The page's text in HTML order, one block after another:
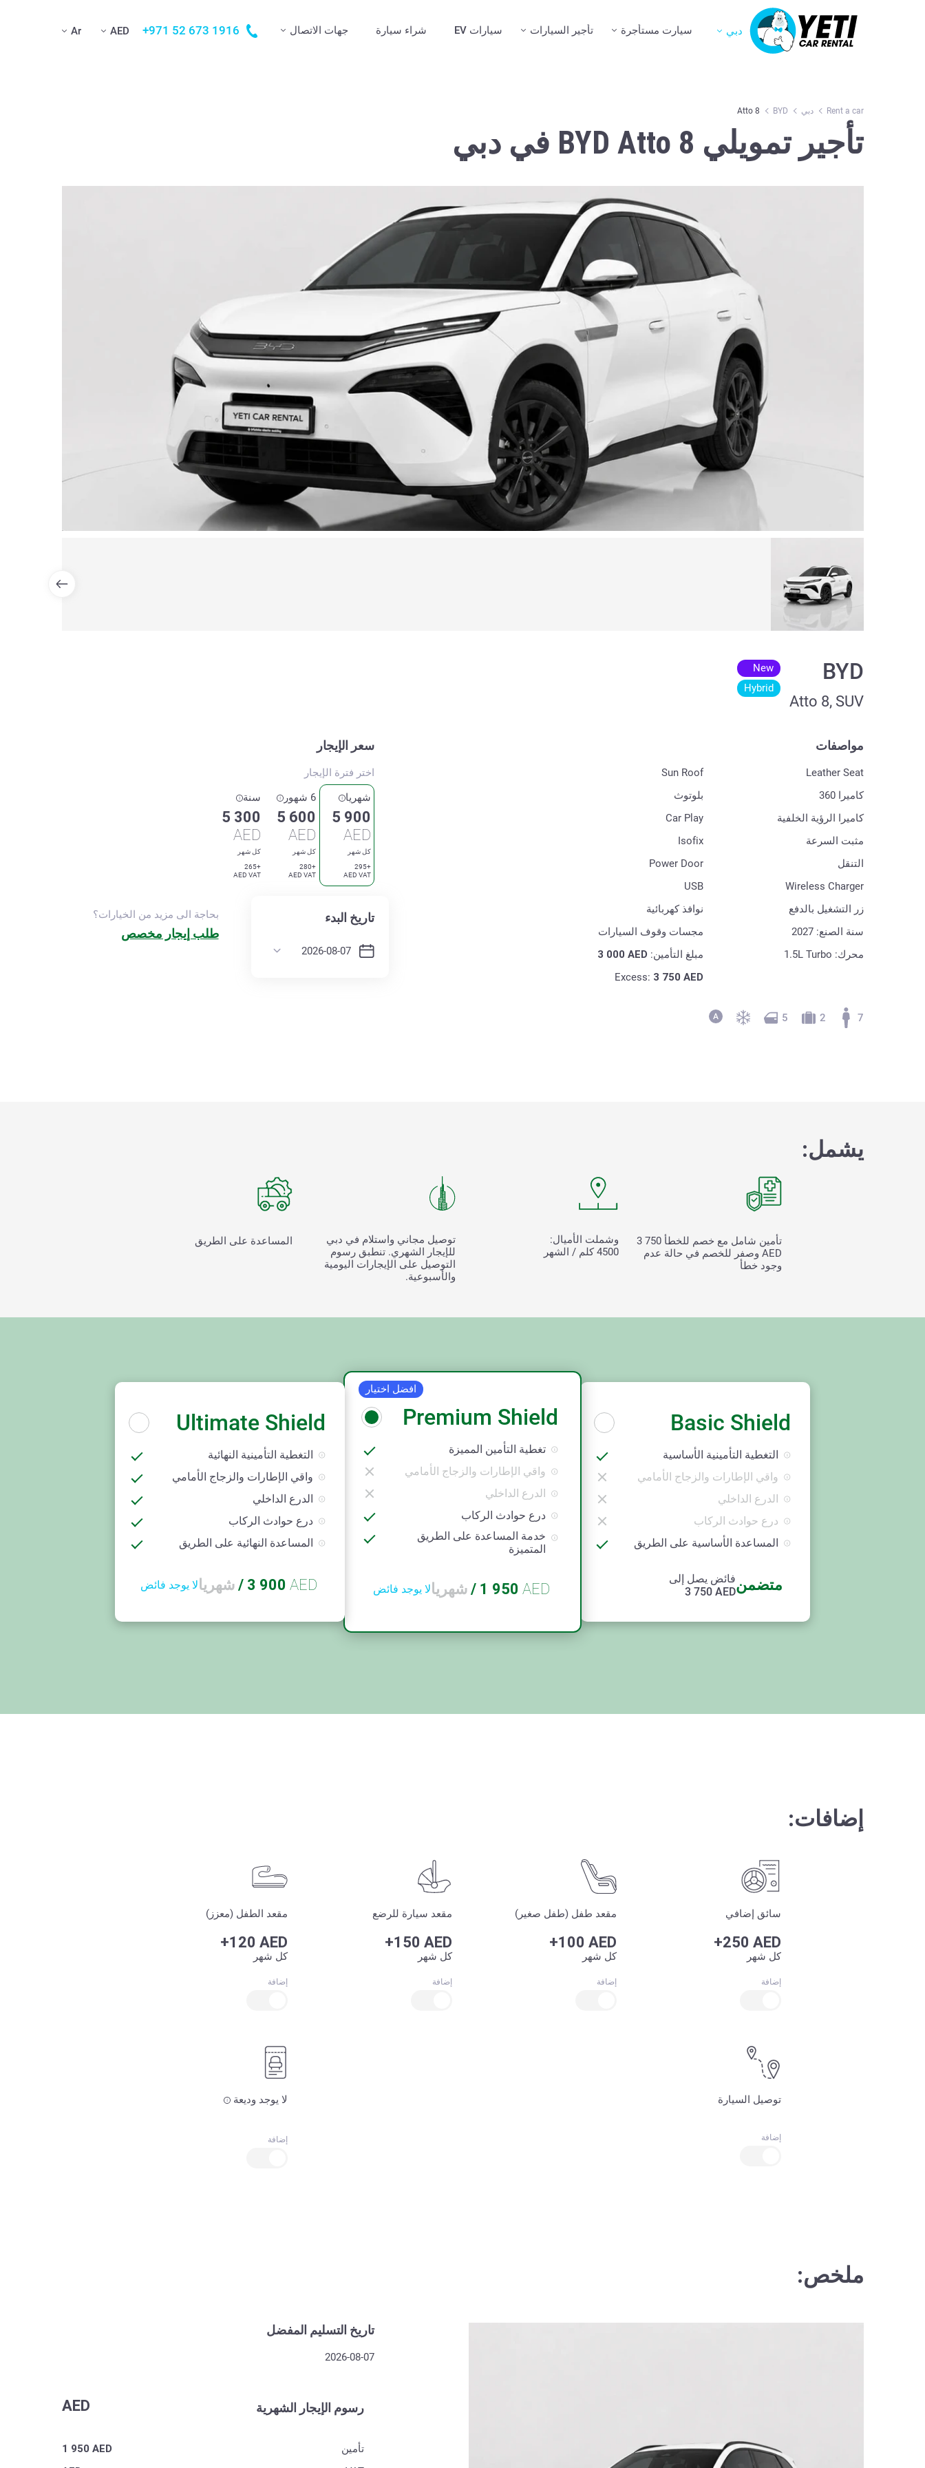
دبي سيارت مستأجرة تأجير السيارات سيارات EV شراء سيارة جهات الاتصال +971 52 673 1916
AED
Ar
Rent a car دبي BYD
Atto 8
تأجير تمويلي BYD Atto 8 في دبي
BYD
Atto 8, SUV
New
Hybrid
مواصفات
Leather Seat
كاميرا 360
كاميرا الرؤية الخلفية
مثبت السرعة
التنقل
Wireless Charger
زر التشغيل بالدفع
سنة الصنع: 2027
محرك: 1.5L Turbo
Sun Roof
بلوتوث
Car Play
Isofix
Power Door
USB
نوافذ كهربائية
مجسات وقوف السيارات
مبلغ التأمين:
3 000 AED
Excess: 3 750 AED
7
2
5
سعر الإيجار
اختر فترة الإيجار
شهريا
5 900
AED
كل شهر
+295
AED VAT
6 شهور
5 600
AED
كل شهر
+280
AED VAT
سنة
5 300
AED
كل شهر
+265
AED VAT
تاريخ البدء بحاجة الى مزيد من الخيارات؟
طلب إيجار مخصص
يشمل:
تأمين شامل مع خصم للخطأ 3 750
AED وصفر للخصم في حالة عدم
وجود خطأ
وشملت الأميال:
4500 كلم / الشهر
توصيل مجاني واستلام في دبي
للإيجار الشهري. تنطبق رسوم
التوصيل على الإيجارات اليومية
والأسبوعية.
المساعدة على الطريق
Basic Shield
التغطية التأمينية الأساسية
واقي الإطارات والزجاج الأمامي
الدرع الداخلي
درع حوادث الركاب
المساعدة الأساسية على الطريق
متضمنفائض يصل إلى
3 750 AED
افضل اختيار
Premium Shield
تغطية التأمين المميزة
واقي الإطارات والزجاج الأمامي
الدرع الداخلي
درع حوادث الركاب
خدمة المساعدة على الطريق
المتميزة
AED
1 950
/ شهريالا يوجد فائض
Ultimate Shield
التغطية التأمينية النهائية
واقي الإطارات والزجاج الأمامي
الدرع الداخلي
درع حوادث الركاب
المساعدة النهائية على الطريق
AED
3 900
/ شهريالا يوجد فائض
إضافات:
سائق إضافي
+250 AED
كل شهر
إضافة
مقعد طفل (طفل صغير)
+100 AED
كل شهر
إضافة
مقعد سيارة للرضع
+150 AED
كل شهر
إضافة
مقعد الطفل (معزز)
+120 AED
كل شهر
إضافة
توصيل السيارة
إضافة
لا يوجد وديعة
إضافة
ملخص:
تاريخ التسليم المفضل
2026-08-07
رسوم الإيجار الشهرية AED
تأمين 1 950 AED